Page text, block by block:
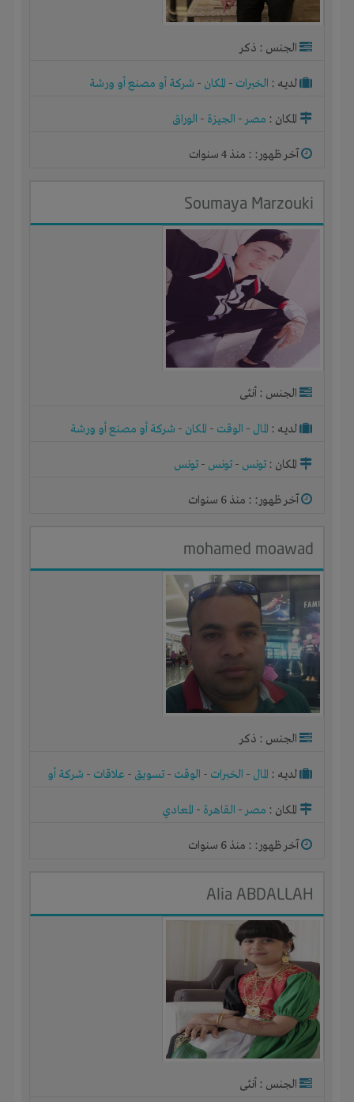
الجنس : ذكر
لديـه : الخبرات - المكان - شركة أو مصنع أو ورشة
المكان : مصر- الجيزة - الوراق
آخر ظهور: : منذ 4 سنوات
Soumaya Marzouki
الجنس : أنثى
لديـه : المال - الوقت - المكان - شركة أو مصنع أو ورشة
المكان : تونس - تونس - تونس
آخر ظهور: : منذ 6 سنوات
mohamed moawad
الجنس : ذكر
لديـه : المال - الخبرات - الوقت - تسويق - علاقات - شركة أو
المكان : مصر- القاهرة - المعادي
آخر ظهور: : منذ 6 سنوات
Alia ABDALLAH
الجنس : أنثى